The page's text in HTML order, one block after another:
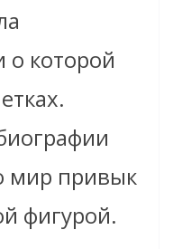
о которой
мир привык
фигурой.